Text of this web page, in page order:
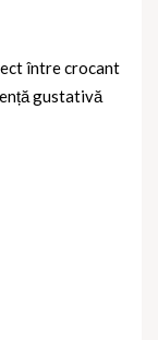
între crocant
gustativă